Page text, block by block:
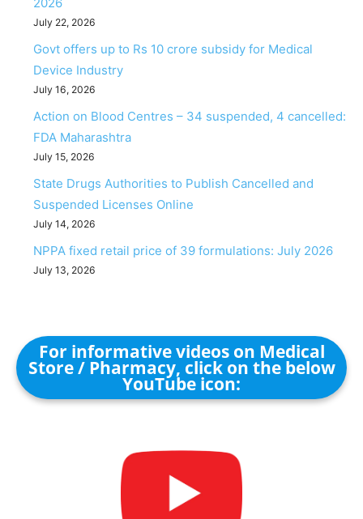
2026
July 22, 2026
Govt offers up to Rs 10 crore subsidy for Medical
Device Industry
July 16, 2026
Action on Blood Centres – 34 suspended, 4 cancelled:
FDA Maharashtra
July 15, 2026
State Drugs Authorities to Publish Cancelled and
Suspended Licenses Online
July 14, 2026
NPPA fixed retail price of 39 formulations: July 2026
July 13, 2026
For informative videos on Medical
Store / Pharmacy, click on the below
YouTube icon: